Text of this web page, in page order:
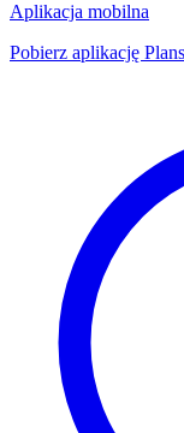
Aplikacja mobilna
Pobierz aplikację